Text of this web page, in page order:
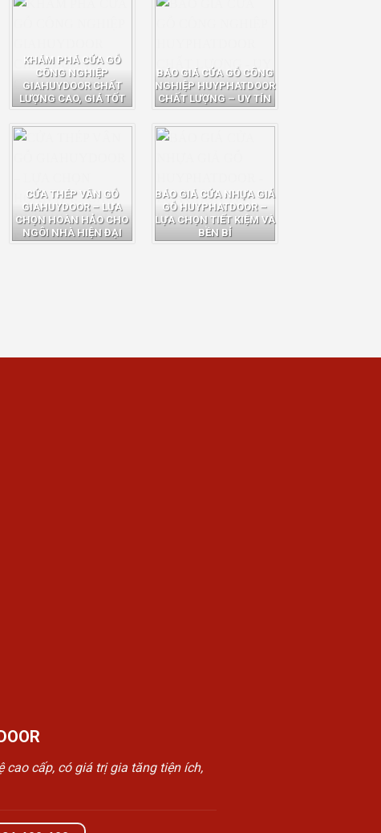
KHÁM PHÁ CỬA GỖ
CÔNG NGHIỆP
GIAHUYDOOR CHẤT
LƯỢNG CAO, GIÁ TỐT
BÁO GIÁ CỬA GỖ CÔNG
NGHIỆP HUYPHATDOOR
CHẤT LƯỢNG – UY TÍN
CỬA THÉP VÂN GỖ
GIAHUYDOOR – LỰA
CHỌN HOÀN HẢO CHO
NGÔI NHÀ HIỆN ĐẠI
BÁO GIÁ CỬA NHỰA GIẢ
GỖ HUYPHATDOOR –
LỰA CHỌN TIẾT KIỆM VÀ
BỀN BỈ
cao cấp, có giá trị gia tăng tiện ích,